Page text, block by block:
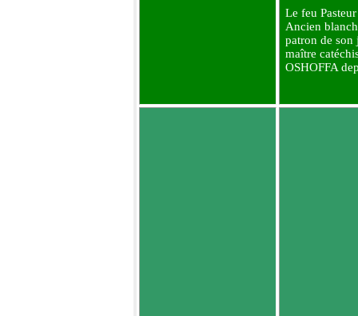
Le feu
Ancien
patron de son
maître
OSHOFFA